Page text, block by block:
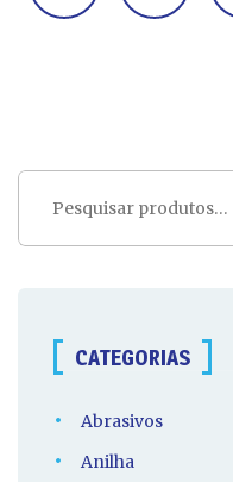
Pesquisar
CATEGORIAS
Abrasivos
Anilha